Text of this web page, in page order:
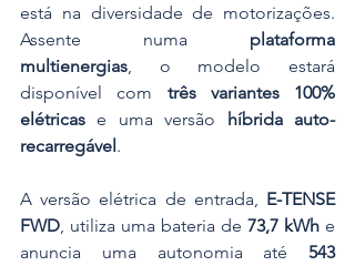
está na diversidade de motorizações.
Assente numa plataforma
multienergias, o modelo estará
disponível com três variantes 100%
elétricas e uma versão híbrida auto-
recarregável.
A versão elétrica de entrada, E-TENSE
FWD, utiliza uma bateria de 73,7 kWh e
anuncia uma autonomia até 543